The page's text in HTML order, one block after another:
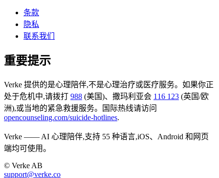
条款
隐私
联系我们
重要提示
Verke 提供的是心理陪伴,不是心理治疗或医疗服务。如果你正
处于危机中,请拨打 988 (美国)、撒玛利亚会 116 123 (英国/欧
洲),或当地的紧急救援服务。国际热线请访问
opencounseling.com/suicide-hotlines.
Verke —— AI 心理陪伴,支持 55 种语言,iOS、Android 和网页
端均可使用。
© Verke AB
support@verke.co